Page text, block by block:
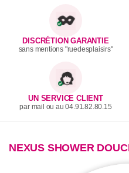
DISCRÉTION GARANTIE
sans mentions "ruedesplaisirs"
UN SERVICE CLIENT
par mail ou au 04.91.82.80.15
NEXUS SHOWER